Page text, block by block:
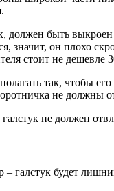
должен быть
значит, он плохо
стоит не
так, чтобы
не
не должен
– галстук будет